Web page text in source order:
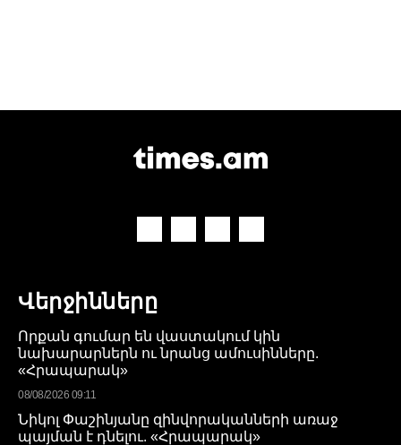
Վերջինները
Որքան գումար են վաստակում կին
նախարարներն ու նրանց ամուսինները.
«Հրապարակ»
08/08/2026 09:11
Նիկոլ Փաշինյանը զինվորականների առաջ
պայման է դնելու. «Հրապարակ»